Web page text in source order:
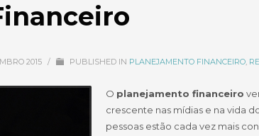
2015 / PUBLISHED IN PLANEJAMENTO FINANCEIRO,
O planejamento financeiro
crescente nas mídias e na vida
pessoas estão cada vez mais